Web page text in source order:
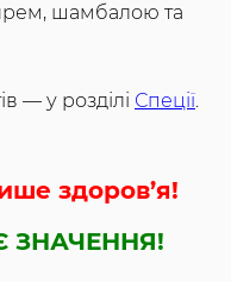
шамбалою та
— у розділі Спеції.
здоров’я!
ЗНАЧЕННЯ!